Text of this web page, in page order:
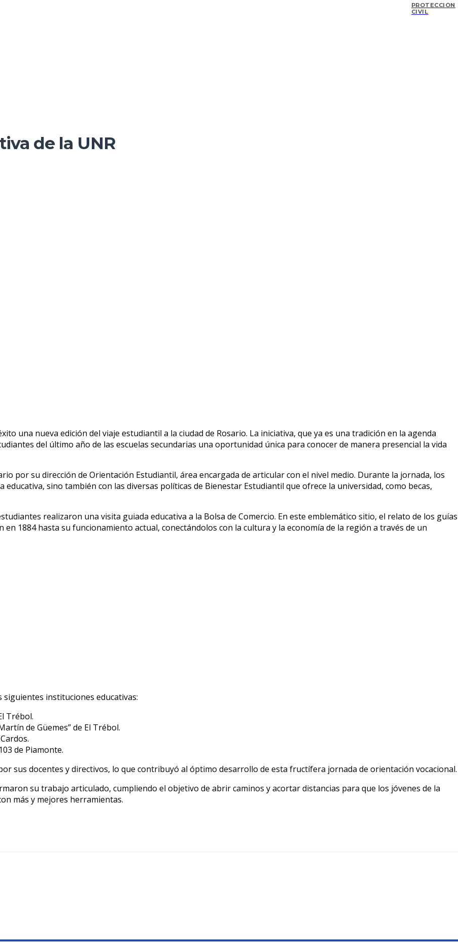
PROTECCIÓN
CIVIL
de la UNR
una nueva edición del viaje estudiantil a la ciudad de Rosario. La iniciativa, que ya es una tradición en la agenda
del último año de las escuelas secundarias una oportunidad única para conocer de manera presencial la vida
por su dirección de Orientación Estudiantil, área encargada de articular con el nivel medio. Durante la jornada, los
sino también con las diversas políticas de Bienestar Estudiantil que ofrece la universidad, como becas,
realizaron una visita guiada educativa a la Bolsa de Comercio. En este emblemático sitio, el relato de los guías
1884 hasta su funcionamiento actual, conectándolos con la cultura y la economía de la región a través de un
instituciones educativas:
Trébol.
de Güemes” de El Trébol.
de Piamonte.
sus docentes y directivos, lo que contribuyó al óptimo desarrollo de esta fructífera jornada de orientación vocacional.
su trabajo articulado, cumpliendo el objetivo de abrir caminos y acortar distancias para que los jóvenes de la
más y mejores herramientas.